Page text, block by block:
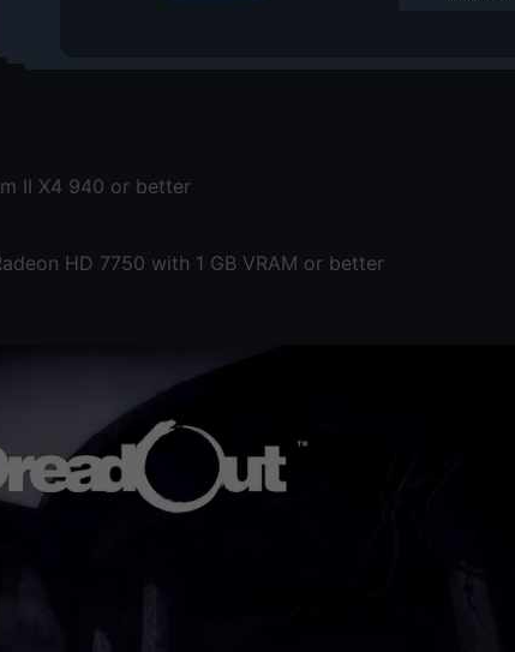
II X4 940 or better
HD 7750 with 1 GB VRAM or better